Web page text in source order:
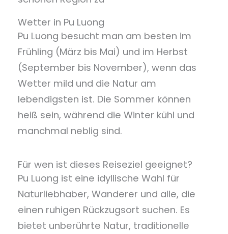
Wetter in Pu Luong
Pu Luong besucht man am besten im
Frühling (März bis Mai) und im Herbst
(September bis November), wenn das
Wetter mild und die Natur am
lebendigsten ist. Die Sommer können
heiß sein, während die Winter kühl und
manchmal neblig sind.
Für wen ist dieses Reiseziel geeignet?
Pu Luong ist eine idyllische Wahl für
Naturliebhaber, Wanderer und alle, die
einen ruhigen Rückzugsort suchen. Es
bietet unberührte Natur, traditionelle